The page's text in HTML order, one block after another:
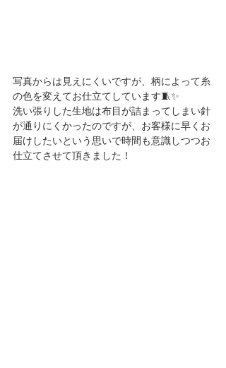
写真からは見えにくいですが、柄によって糸
の色を変えてお仕立てしています🧵✨
洗い張りした生地は布目が詰まってしまい針
が通りにくかったのですが、お客様に早くお
届けしたいという思いで時間も意識しつつお
仕立てさせて頂きました！